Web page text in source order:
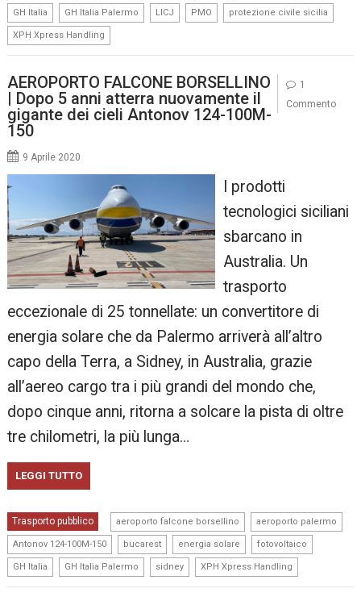
GH Italia GH Italia Palermo LICJ PMO protezione civile sicilia
XPH Xpress Handling
AEROPORTO FALCONE BORSELLINO
| Dopo 5 anni atterra nuovamente il
gigante dei cieli Antonov 124-100M-
150
9 Aprile 2020
I prodotti
tecnologici siciliani
sbarcano in
Australia. Un
trasporto
eccezionale di 25 tonnellate: un convertitore di
energia solare che da Palermo arriverà all’altro
capo della Terra, a Sidney, in Australia, grazie
all’aereo cargo tra i più grandi del mondo che,
dopo cinque anni, ritorna a solcare la pista di oltre
tre chilometri, la più lunga…
LEGGI TUTTO
Trasporto pubblico aeroporto falcone borsellino aeroporto palermo
Antonov 124-100M-150 bucarest energia solare fotovoltaico
GH Italia GH Italia Palermo sidney XPH Xpress Handling
1
Commento